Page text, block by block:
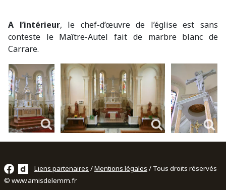
A l’intérieur, le chef-d’œuvre de l’église est sans
conteste le Maître-Autel fait de marbre blanc de
Carrare.
Liens partenaires /Mentions légales / Tous droits réservés
© www.amisdelemm.fr